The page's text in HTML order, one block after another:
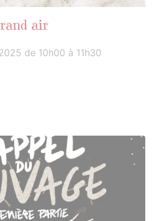
air
de 10h00 à 11h30